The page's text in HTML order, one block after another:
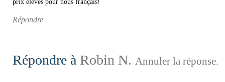
prix élevés pour nous français!
Répondre
Répondre à Robin N. Annuler la réponse.